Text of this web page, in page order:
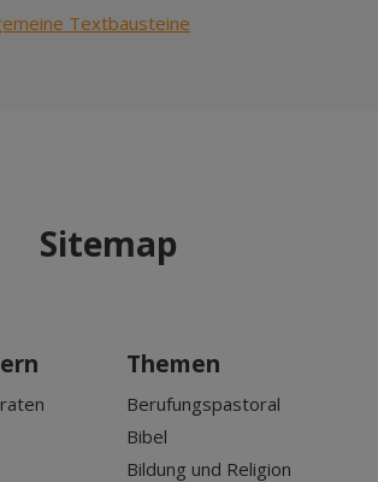
Textbausteine
Sitemap
Themen
Berufungspastoral
Bibel
Bildung und Religion